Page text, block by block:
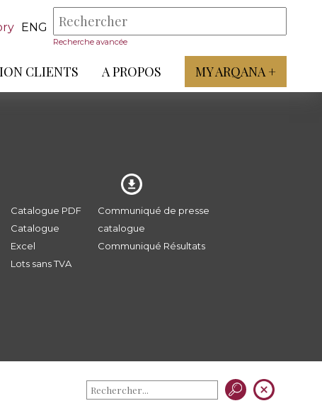
ENG
Recherche avancée
CLIENTS A PROPOS MY ARQANA +
Catalogue PDF
Catalogue
Excel
Lots sans TVA
Communiqué de presse
catalogue
Communiqué Résultats